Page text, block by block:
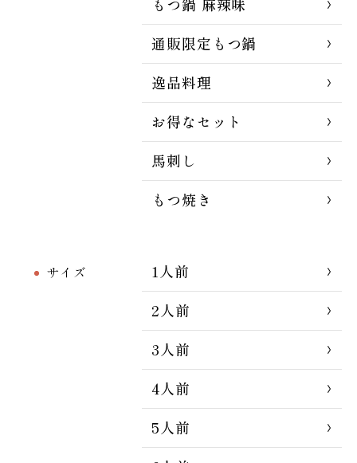
通販限定もつ鍋
逸品料理
お得なセット
馬刺し
もつ焼き
サイズ
1人前
2人前
3人前
4人前
5人前